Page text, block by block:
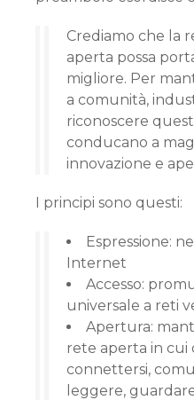
Crediamo che la
aperta possa
migliore. Per
a comunità,
riconoscere
conducano a
innovazione e
I principi sono questi:
Espressione:
Internet
Accesso:
universale a reti
Apertura:
rete aperta in cui
connettersi,
leggere,